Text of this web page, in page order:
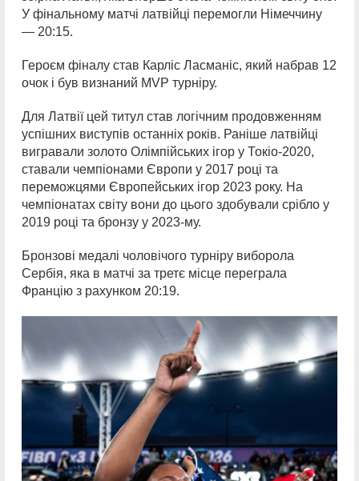
У фінальному матчі латвійці перемогли Німеччину
— 20:15.
Героєм фіналу став Карліс Ласманіс, який набрав 12
очок і був визнаний MVP турніру.
Для Латвії цей титул став логічним продовженням
успішних виступів останніх років. Раніше латвійці
вигравали золото Олімпійських ігор у Токіо-2020,
ставали чемпіонами Європи у 2017 році та
переможцями Європейських ігор 2023 року. На
чемпіонатах світу вони до цього здобували срібло у
2019 році та бронзу у 2023-му.
Бронзові медалі чоловічого турніру виборола
Сербія, яка в матчі за третє місце переграла
Францію з рахунком 20:19.